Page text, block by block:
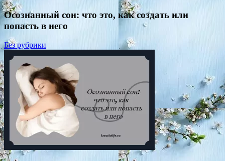
Осознанный сон: что это, как создать или
попасть в него
Без рубрики